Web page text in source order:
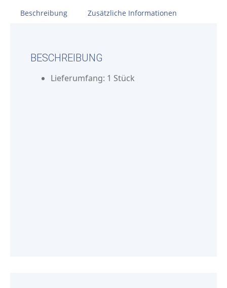
Beschreibung Zusätzliche Informationen
BESCHREIBUNG
Lieferumfang: 1 Stück